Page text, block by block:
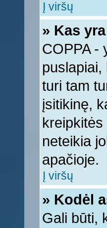
Į viršų
» Kas
COPPA -
turi tam
įsitikinę,
neteikia
apačioje.
Į viršų
» Kodėl
Gali būti,